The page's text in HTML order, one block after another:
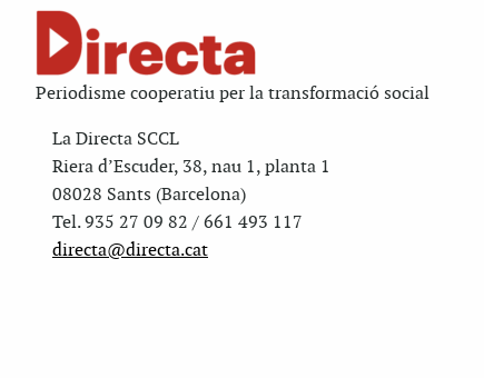
Periodisme cooperatiu per la transformació social
La Directa SCCL
Riera d’Escuder, 38, nau 1, planta 1
08028 Sants (Barcelona)
Tel. 935 27 09 82 / 661 493 117
directa@directa.cat